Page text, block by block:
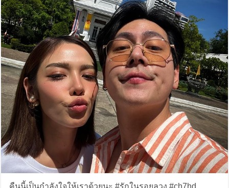
คืนนี้เป็นกำลังใจให้เราด้วยนะ #รักในรอยลวง #ch7hd